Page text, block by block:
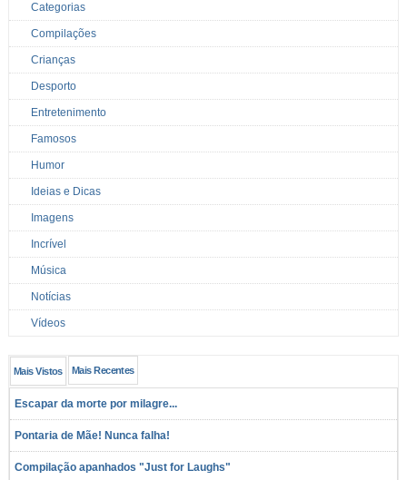
Categorias
Compilações
Crianças
Desporto
Entretenimento
Famosos
Humor
Ideias e Dicas
Imagens
Incrível
Música
Notícias
Vídeos
Mais Vistos Mais Recentes
Escapar da morte por milagre...
Pontaria de Mãe! Nunca falha!
Compilação apanhados "Just for Laughs"